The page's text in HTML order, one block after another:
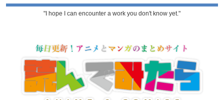
"I hope I can encounter a work you don't know yet."